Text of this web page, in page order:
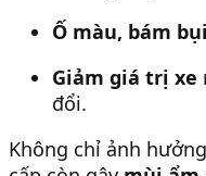
Ố màu, bám
Giảm giá trị xe
đổi.
Không chỉ ảnh